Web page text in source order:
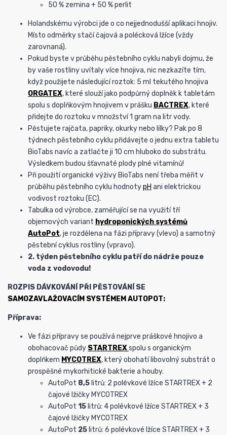
50 % zemina + 50 % perlit
Holandskému výrobci jde o co nejjednodušší aplikaci hnojiv.
Místo odměrky stačí čajová a polécková lžíce (vždy
zarovnaná).
Pokud byste v průběhu pěstebního cyklu nabyli dojmu, že
by vaše rostliny uvítaly více hnojiva, nic nezkazíte tím,
když použijete následující roztok: 5 ml tekutého hnojiva
ORGATEX, které slouží jako podpůrný doplněk k tabletám
spolu s doplňkovým hnojivem v prášku BACTREX, které
přidejte do roztoku v množství 1 gram na litr vody.
Pěstujete rajčata, papriky, okurky nebo lilky? Pak po 8
týdnech pěstebního cyklu přidávejte o jednu extra tabletu
BioTabs navíc a zatlačte ji 10 cm hluboko do substrátu.
Výsledkem budou šťavnaté plody plné vitamínů!
Při použití organické výživy BioTabs není třeba měřit v
průběhu pěstebního cyklu hodnotypH ani elektrickou
vodivost roztoku (EC).
Tabulka od výrobce, zaměřující se na využití tří
objemových variant hydroponických systémů
AutoPot, je rozdělena na fázi přípravy (vlevo) a samotný
pěstební cyklus rostliny (vpravo).
2. týden pěstebního cyklu patří do nádrže pouze
voda z vodovodu!
ROZPIS DÁVKOVÁNÍ PŘI PĚSTOVÁNÍ SE
SAMOZAVLAŽOVACÍM SYSTÉMEM AUTOPOT:
Příprava:
Ve fázi přípravy se používá nejprve práškové hnojivo a
obohacovač půdy STARTREXspolu s organickým
doplňkem MYCOTREX, který obohatí libovolný substrát o
prospěšné mykorhitické bakterie a houby.
AutoPot 8,5 litrů: 2 polévkové lžíce STARTREX + 2
čajové lžičky MYCOTREX
AutoPot 15 litrů: 4 polévkové lžíce STARTREX + 3
čajové lžičky MYCOTREX
AutoPot 25 litrů: 6 polévkové lžíce STARTREX + 3